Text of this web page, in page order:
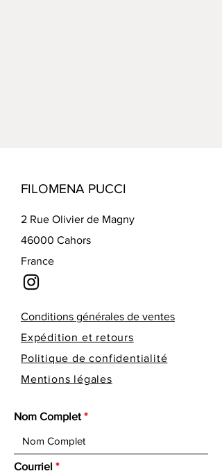
FILOMENA PUCCI
2 Rue Olivier de Magny
46000 Cahors
France
Conditions générales de ventes
Expédition et retours
Politique de confidentialité
Mentions légales
Nom Complet
Courriel